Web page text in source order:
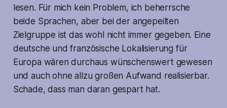
lesen. Für mich kein Problem, ich beherrsche
beide Sprachen, aber bei der angepeilten
Zielgruppe ist das wohl nicht immer gegeben. Eine
deutsche und französische Lokalisierung für
Europa wären durchaus wünschenswert gewesen
und auch ohne allzu großen Aufwand realisierbar.
Schade, dass man daran gespart hat.